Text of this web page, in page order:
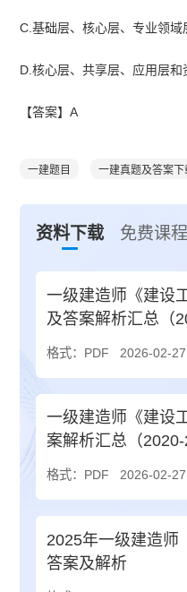
C.基础层、核心层、专业领域
D.核心层、共享层、应用层和
【答案】A
一建题目 一建真题及答案下
资料下载 免费课程
一级建造师《建设
及答案解析汇总（
格式：PDF 2026-02-
一级建造师《建设
案解析汇总（2020-
格式：PDF 2026-02-
2025年一级建造师
答案及解析